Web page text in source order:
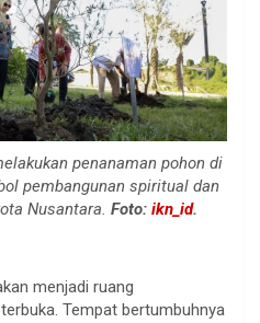
penanaman pohon di
pembangunan spiritual dan
Nusantara. Foto: ikn_id.
menjadi ruang
Tempat bertumbuhnya